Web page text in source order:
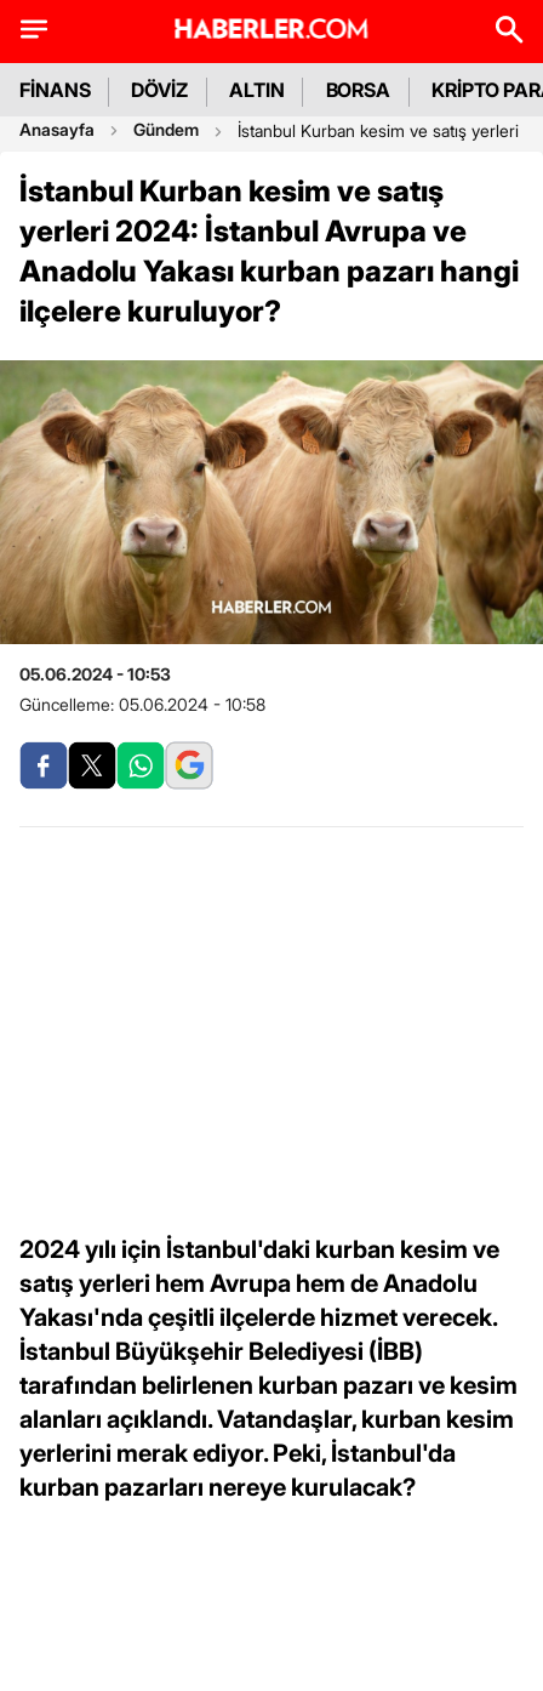
FİNANS DÖVİZ ALTIN BORSA KRİPTO
Anasayfa Gündem İstanbul Kurban kesim ve satış yerleri
İstanbul Kurban kesim ve satış
yerleri 2024: İstanbul Avrupa ve
Anadolu Yakası kurban pazarı hangi
ilçelere kuruluyor?
05.06.2024 - 10:53
Güncelleme: 05.06.2024 - 10:58
2024 yılı için İstanbul'daki kurban kesim ve
satış yerleri hem Avrupa hem de Anadolu
Yakası'nda çeşitli ilçelerde hizmet verecek.
İstanbul Büyükşehir Belediyesi (İBB)
tarafından belirlenen kurban pazarı ve kesim
alanları açıklandı. Vatandaşlar, kurban kesim
yerlerini merak ediyor. Peki, İstanbul'da
kurban pazarları nereye kurulacak?